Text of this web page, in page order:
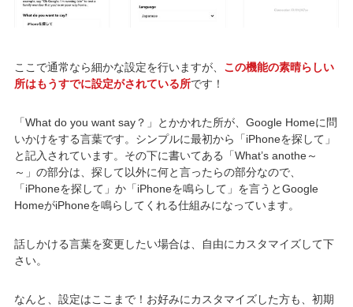
ここで通常なら細かな設定を行いますが、 この機能の素晴らしい
所はもうすでに設定がされている所です！
「What do you want say？」とかかれた所が、Google Homeに問
いかけをする言葉です。シンプルに最初から「iPhoneを探して」
と記入されています。その下に書いてある「What’s anothe～
～」の部分は、探して以外に何と言ったらの部分なので、
「iPhoneを探して」か「iPhoneを鳴らして」を言うとGoogle
HomeがiPhoneを鳴らしてくれる仕組みになっています。
話しかける言葉を変更したい場合は、自由にカスタマイズして下
さい。
なんと、設定はここまで！お好みにカスタマイズした方も、初期